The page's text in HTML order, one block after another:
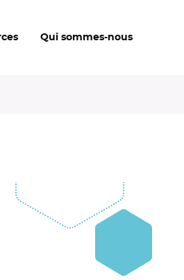
Qui sommes-nous